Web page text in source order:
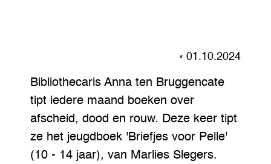
01.10.2024
Bibliothecaris Anna ten Bruggencate
tipt iedere maand boeken over
afscheid, dood en rouw. Deze keer tipt
ze het jeugdboek 'Briefjes voor Pelle'
(10 - 14 jaar), van Marlies Slegers.